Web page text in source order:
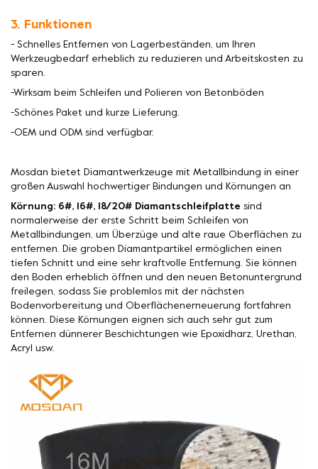
3. Funktionen
- Schnelles Entfernen von Lagerbeständen, um Ihren
Werkzeugbedarf erheblich zu reduzieren und Arbeitskosten zu
sparen.
-Wirksam beim Schleifen und Polieren von Betonböden
-Schönes Paket und kurze Lieferung.
-OEM und ODM sind verfügbar.
Mosdan bietet Diamantwerkzeuge mit Metallbindung in einer
großen Auswahl hochwertiger Bindungen und Körnungen an
Körnung: 6#, 16#, 18/20# Diamantschleifplatte sind
normalerweise der erste Schritt beim Schleifen von
Metallbindungen, um Überzüge und alte raue Oberflächen zu
entfernen. Die groben Diamantpartikel ermöglichen einen
tiefen Schnitt und eine sehr kraftvolle Entfernung. Sie können
den Boden erheblich öffnen und den neuen Betonuntergrund
freilegen, sodass Sie problemlos mit der nächsten
Bodenvorbereitung und Oberflächenerneuerung fortfahren
können. Diese Körnungen eignen sich auch sehr gut zum
Entfernen dünnerer Beschichtungen wie Epoxidharz, Urethan,
Acryl usw.